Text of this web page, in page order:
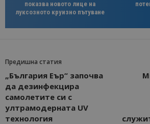
показва новото лице на
луксозното круизно пътуване
Предишна статия
„България Еър“ започва
да дезинфекцира
самолетите си с
ултрамодернaта UV
технология